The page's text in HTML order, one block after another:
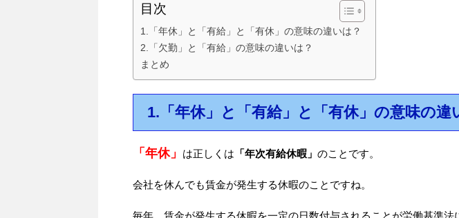
目次
1.「年休」と「有給」と「有休」の意味の違いは？
2.「欠勤」と「有給」の意味の違いは？
まとめ
1.「年休」と「有給」と「有休」の意味の違
「年休」 は正しくは 「年次有給休暇」 のことです。
会社を休んでも賃金が発生する休暇のことですね。